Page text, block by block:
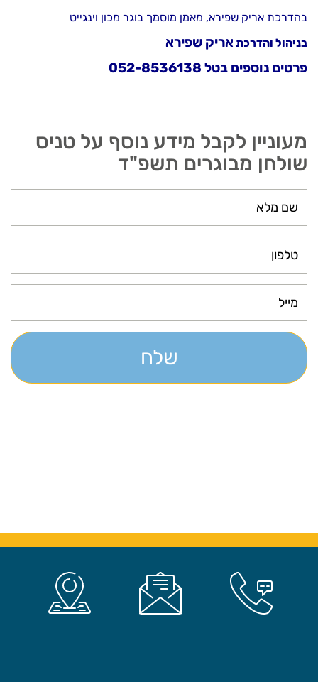
בהדרכת אריק שפירא, מאמן מוסמך בוגר מכון וינגייט
בניהול והדרכת אריק שפירא
פרטים נוספים בטל 052-8536138
מעוניין לקבל מידע נוסף על טניס
שולחן מבוגרים תשפ"ד
שלח